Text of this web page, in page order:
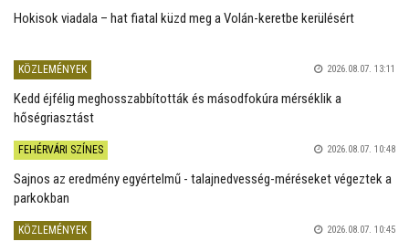
Hokisok viadala – hat fiatal küzd meg a Volán-keretbe kerülésért
KÖZLEMÉNYEK 2026.08.07. 13:11
Kedd éjfélig meghosszabbították és másodfokúra mérséklik a
hőségriasztást
FEHÉRVÁRI SZÍNES 2026.08.07. 10:48
Sajnos az eredmény egyértelmű - talajnedvesség-méréseket végeztek a
parkokban
KÖZLEMÉNYEK 2026.08.07. 10:45